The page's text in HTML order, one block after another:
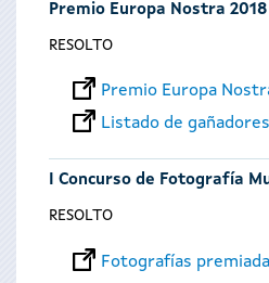
Premio Europa Nostra 2018
RESOLTO
Premio Europa
Listado de gañadores
I Concurso de Fotografía
RESOLTO
Fotografías